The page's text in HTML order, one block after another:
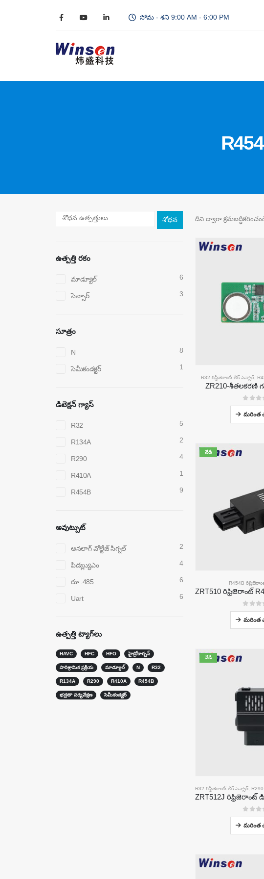
సోమ - శని 9:00 AM - 6:00 PM
దీని ద్వారా
R32 రిఫ్రిజెరాంట్ లీక్ సెన్సార్,
ZR210-శీతలకరణి
05 లో
మరింత
వేడి
R454B
05 లో
మరింత
వేడి
R32 రిఫ్రిజెరాంట్ లీక్ సెన్సార్,
05 లో
మరింత
శోధన
ఉత్పత్తి రకం
మాడ్యూల్ 6
సెన్సార్ 3
సూత్రం
N 8
సెమీకండక్టర్ 1
డిటెక్షన్ గ్యాస్
R32 5
R134A 2
R290 4
R410A 1
R454B 9
అవుట్పుట్
అనలాగ్ వోల్టేజ్ సిగ్నల్ 2
పిడబ్ల్యుఎం 4
రూ .485 6
Uart 6
ఉత్పత్తి ట్యాగ్‌లు
HAVC HFC HFO హైడ్రోకార్బన్
పారిశ్రామిక ప్రక్రియ మాడ్యూల్ N R32
R134A R290 R410A R454B
భద్రతా పర్యవేక్షణ సెమీకండక్టర్